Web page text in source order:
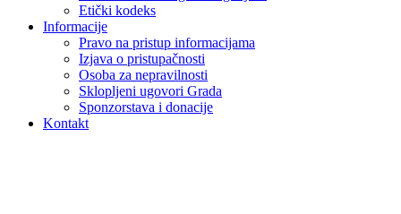
Etički kodeks
Informacije
Pravo na pristup informacijama
Izjava o pristupačnosti
Osoba za nepravilnosti
Sklopljeni ugovori Grada
Sponzorstava i donacije
Kontakt